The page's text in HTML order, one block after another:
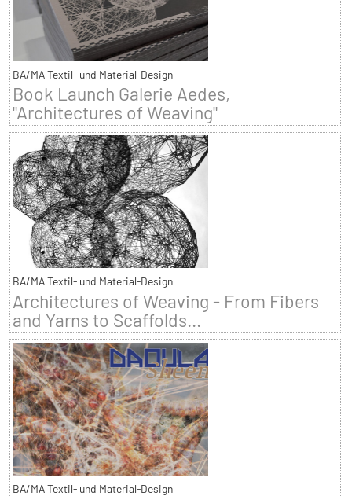
BA/MA Textil- und Material-Design
Book Launch Galerie Aedes,
"Architectures of Weaving"
BA/MA Textil- und Material-Design
Architectures of Weaving - From Fibers
and Yarns to Scaffolds...
BA/MA Textil- und Material-Design